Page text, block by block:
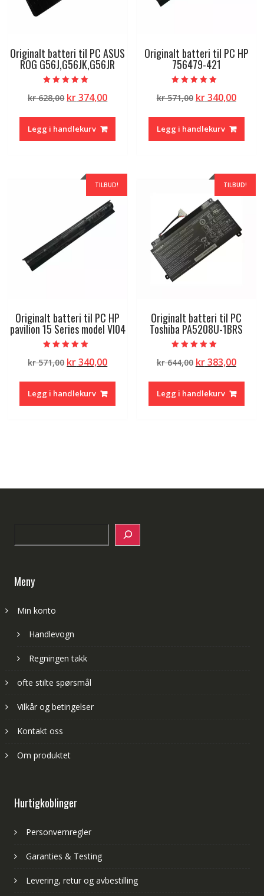
Originalt batteri til PC ASUS
ROG G56J,G56JK,G56JR
5.00
av 5
kr628,00 Opprinnelig
var:
kr 628,00.
kr374,00Nåværende
kr 374,00.
Legg i handlekurv
Originalt batteri til PC HP
756479-421
5.00
av 5
kr571,00 Opprinnelig
var:
kr 571,00.
kr340,00
kr
Legg i handlekurv
TILBUD!
Originalt batteri til PC HP
pavilion 15 Series model VI04
5.00
av 5
kr571,00 Opprinnelig
var:
kr 571,00.
kr340,00Nåværende
kr 340,00.
Legg i handlekurv
TILBUD!
Originalt batteri til PC
Toshiba PA5208U-1BRS
5.00
av 5
kr644,00 Opprinnelig
var:
kr 644,00.
kr383,00
kr
Legg i handlekurv
Meny
Min konto
Handlevogn
Regningen takk
ofte stilte spørsmål
Vilkår og betingelser
Kontakt oss
Om produktet
Hurtigkoblinger
Personvernregler
Garanties & Testing
Levering, retur og avbestilling